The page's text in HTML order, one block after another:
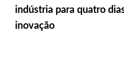
indústria para quatro
inovação